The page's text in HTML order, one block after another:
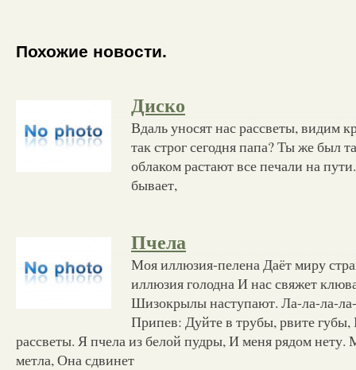
Похожие новости.
Диско
Вдаль уносят нас рассветы, видим
так строг сегодня папа? Ты же был
облаком растают все печали на
бывает,
Пчела
Моя иллюзия-пелена Даёт миру
иллюзия голодна И нас свяжет
Шизокрылы наступают. Ла-ла-ла-
Припев: Дуйте в трубы, рвите
рассветы. Я пчела из белой пудры, И меня рядом нету.
метла, Она сдвинет